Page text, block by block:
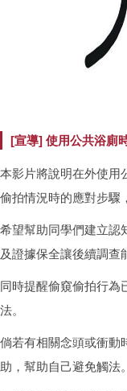
[宣導] 使用公共浴廁
本影片將說明在外使用
偷拍情況時的應對步驟，
希望幫助同學們建立認
及證據保全讓後續調查
同時提醒偷窺偷拍行為
法。
倘若有相關念頭或衝動
助，幫助自己避免觸法。